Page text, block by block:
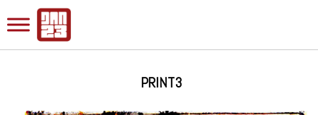
PRINT3